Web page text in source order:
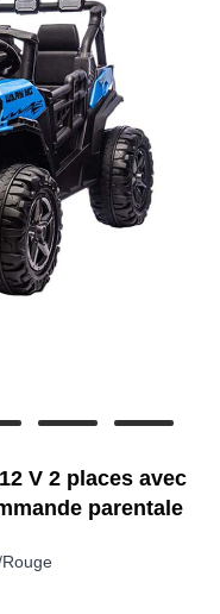
V 2 places avec
parentale
rouge